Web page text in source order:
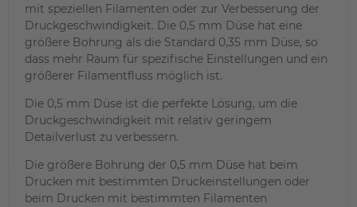
mit speziellen Filamenten oder zur Verbesserung der
Druckgeschwindigkeit. Die 0,5 mm Düse hat eine
größere Bohrung als die Standard 0,35 mm Düse, so
dass mehr Raum für spezifische Einstellungen und ein
größerer Filamentfluss möglich ist.
Die 0,5 mm Düse ist die perfekte Lösung, um die
Druckgeschwindigkeit mit relativ geringem
Detailverlust zu verbessern.
Die größere Bohrung der 0,5 mm Düse hat beim
Drucken mit bestimmten Druckeinstellungen oder
beim Drucken mit bestimmten Filamenten